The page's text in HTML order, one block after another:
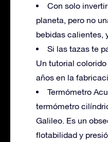
Con solo
planeta, pero no
bebidas calientes,
Si las tazas te
Un tutorial
años en la
Termómetro
termómetro
Galileo. Es un
flotabilidad y